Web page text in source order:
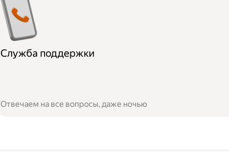
Служба поддержки
Отвечаем на все вопросы, даже ночью